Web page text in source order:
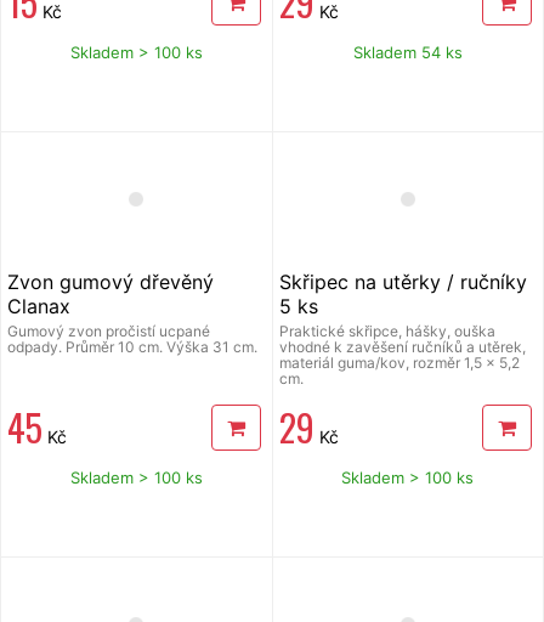
Kč
Skladem > 100 ks
TPU (termoplastický polyuretan).
Kč
Skladem 54 ks
Zvon gumový dřevěný
Clanax
Gumový zvon pročistí ucpané
odpady. Průměr 10 cm. Výška 31 cm.
45 Kč
Skladem > 100 ks
Skřipec na utěrky / ručníky
5 ks
Praktické skřipce, hášky, ouška
vhodné k zavěšení ručníků a utěrek,
materiál guma/kov, rozměr 1,5 x 5,2
cm.
29 Kč
Skladem > 100 ks